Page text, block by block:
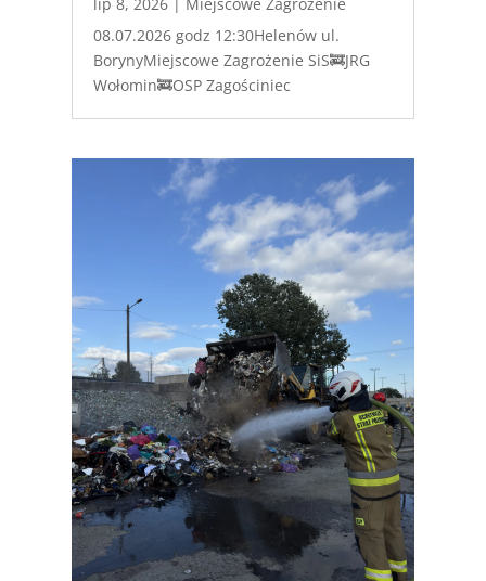
08.07.2026 godz 12:30Helenów ul.
BorynyMiejscowe Zagrożenie SiS🚒JRG
Wołomin🚒OSP Zagościniec